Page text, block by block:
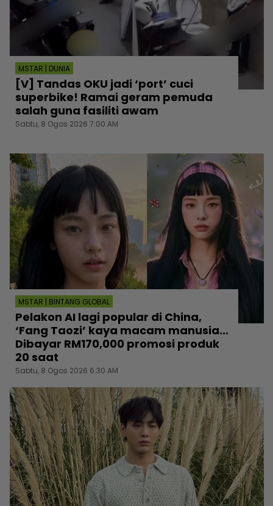
MSTAR | DUNIA
[V] Tandas OKU jadi ‘port’ cuci
superbike! Ramai geram pemuda
salah guna fasiliti awam
Sabtu, 8 Ogos 2026 7:00 AM
MSTAR | BINTANG GLOBAL
Pelakon AI lagi popular di China,
‘Fang Taozi’ kaya macam manusia...
Dibayar RM170,000 promosi produk
20 saat
Sabtu, 8 Ogos 2026 6:30 AM